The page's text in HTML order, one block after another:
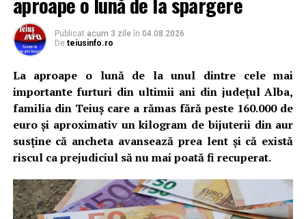
Publicat acum 3 zile în 04.08.2026
De teiusinfo.ro
La aproape o lună de la unul dintre cele mai
importante furturi din ultimii ani din județul Alba,
familia din Teiuș care a rămas fără peste 160.000 de
euro și aproximativ un kilogram de bijuterii din aur
susține că ancheta avansează prea lent și că există
riscul ca prejudiciul să nu mai poată fi recuperat.